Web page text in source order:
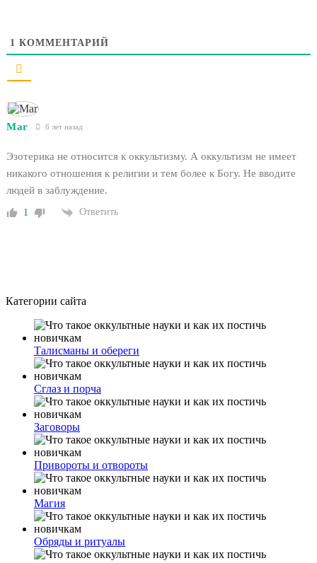
1 КОММЕНТАРИЙ
Mar 6 лет назад
Эзотерика не относится к оккультизму. А оккультизм не имеет
никакого отношения к религии и тем более к Богу. Не вводите
людей в заблуждение.
1 Ответить
Категории сайта
Талисманы и обереги
Сглаз и порча
Заговоры
Привороты и отвороты
Магия
Обряды и ритуалы